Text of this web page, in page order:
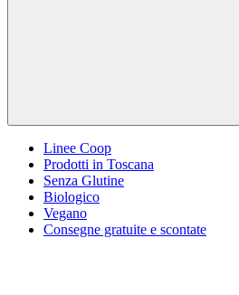
Linee Coop
Prodotti in Toscana
Senza Glutine
Biologico
Vegano
Consegne gratuite e scontate